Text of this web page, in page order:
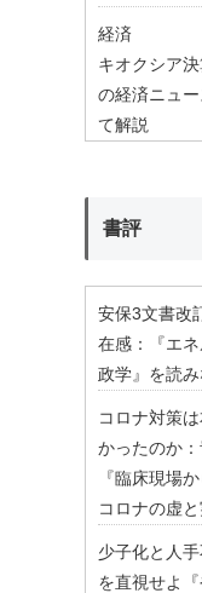
経済
キオクシア
の経済ニュ
て解説
書評
安保3文書改
在感：『エ
政学』を読み
コロナ対策
かったのか
『臨床現場
コロナの虚と
少子化と人
を直視せよ